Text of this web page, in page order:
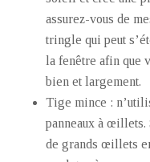
assurez-vous de
tringle qui peut
la fenêtre afin que
bien et largement.
Tige mince :
panneaux à œillets.
de grands œillets